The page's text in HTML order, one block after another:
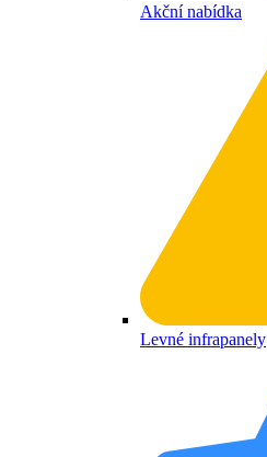
Akční nabídka
Levné infrapanely